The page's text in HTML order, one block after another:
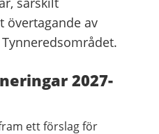
övertagande av
2027-
ett förslag för